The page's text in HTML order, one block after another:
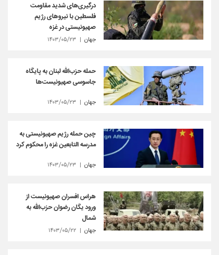
درگیری‌های شدید مقاومت
فلسطین با نیروهای رژیم
صهیونیستی در غزه
جهان ۱۴۰۳/۰۵/۲۳
حمله حزب‌الله لبنان به پایگاه
جاسوسی صهیونیست‌ها
جهان ۱۴۰۳/۰۵/۲۳
چین حمله رژیم صهیونیستی به
مدرسه التابعین غزه را محکوم کرد
جهان ۱۴۰۳/۰۵/۲۳
هراس افسران صهیونیست از
ورود یگان رضوان حزب‌الله به
شمال
جهان ۱۴۰۳/۰۵/۲۲